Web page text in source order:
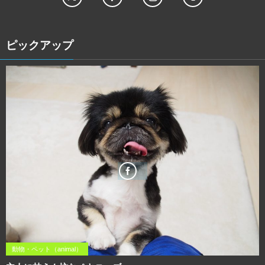
ピックアップ
動物・ペット（animal）